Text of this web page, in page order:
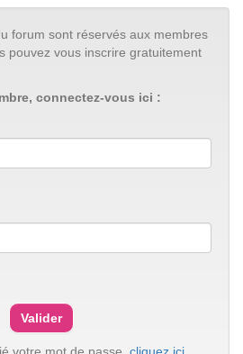
forum sont réservés aux membres
pouvez vous inscrire gratuitement
connectez-vous ici :